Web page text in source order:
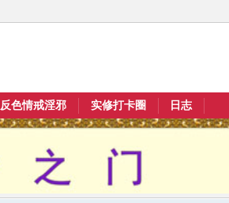
反色情戒淫邪 实修打卡圈 日志